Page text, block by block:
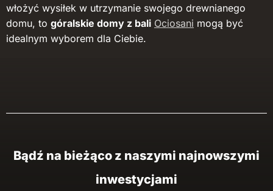
włożyć wysiłek w utrzymanie swojego drewnianego
domu, to góralskie domy z bali Ociosani mogą być
idealnym wyborem dla Ciebie.
Bądź na bieżąco z naszymi najnowszymi
inwestycjami